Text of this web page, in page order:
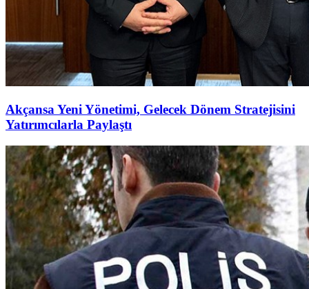
Akçansa Yeni Yönetimi, Gelecek Dönem Stratejisini
Yatırımcılarla Paylaştı